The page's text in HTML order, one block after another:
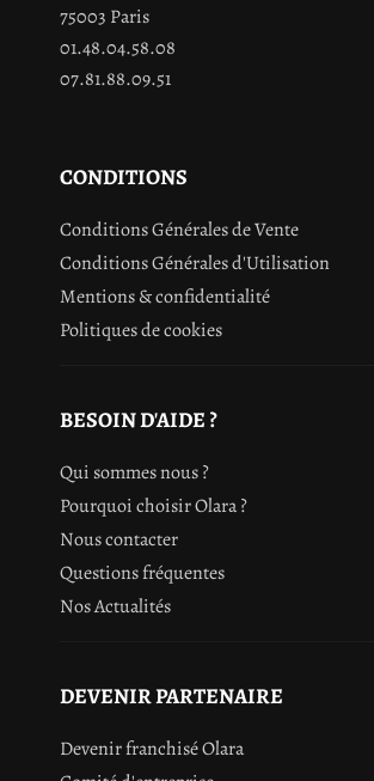
75003 Paris
01.48.04.58.08
07.81.88.09.51
CONDITIONS
Conditions Générales de Vente
Conditions Générales d'Utilisation
Mentions & confidentialité
Politiques de cookies
BESOIN D'AIDE ?
Qui sommes nous ?
Pourquoi choisir Olara ?
Nous contacter
Questions fréquentes
Nos Actualités
DEVENIR PARTENAIRE
Devenir franchisé Olara